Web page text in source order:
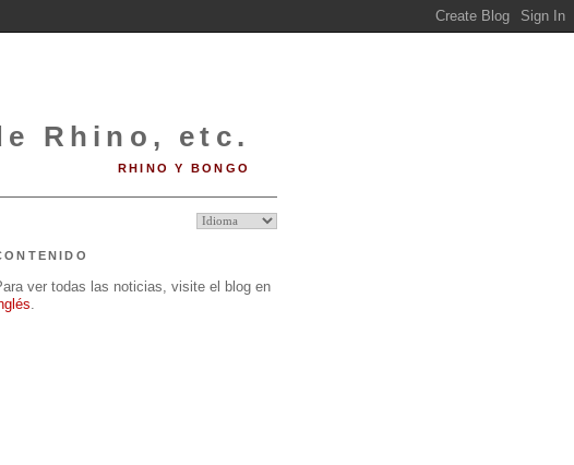
Rhino, etc.
RHINO Y BONGO
ver todas las noticias, visite el blog en